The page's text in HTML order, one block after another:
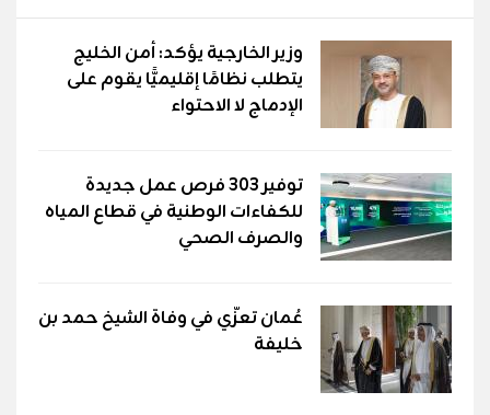
وزير الخارجية يؤكد: أمن الخليج
يتطلب نظامًا إقليميًّا يقوم على
الإدماج لا الاحتواء
توفير 303 فرص عمل جديدة
للكفاءات الوطنية في قطاع المياه
والصرف الصحي
عُمان تعزّي في وفاة الشيخ حمد بن
خليفة